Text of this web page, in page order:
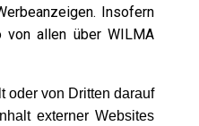
Insofern
allen über WILMA
oder von Dritten darauf
externer Websites